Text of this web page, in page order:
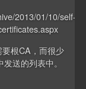
2013/01/10/self-
根CA，而很少
送的列表中。